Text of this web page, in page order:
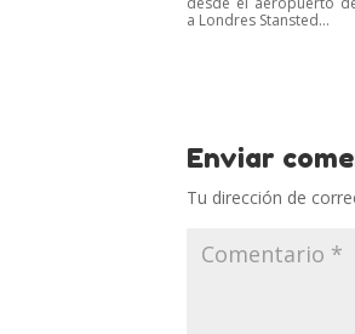
a Londres Stansted...
Enviar
Tu dirección de